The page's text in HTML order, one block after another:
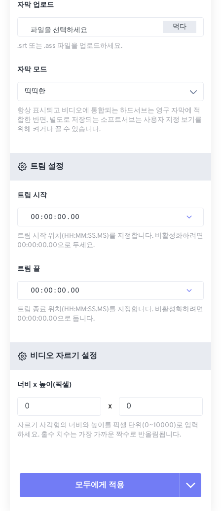
자막 업로드
파일을 선택하세요 먹다
.srt 또는 .ass 파일을 업로드하세요.
자막 모드
딱딱한
항상 표시되고 비디오에 통합되는 하드서브는 영구 자막에 적
합한 반면, 별도로 저장되는 소프트서브는 사용자 지정 보기를
위해 켜거나 끌 수 있습니다.
트림 설정
트림 시작
00 : 00 : 00 . 00
트림 시작 위치(HH:MM:SS.MS)를 지정합니다. 비활성화하려면
00:00:00.00으로 두세요.
트림 끝
00 : 00 : 00 . 00
트림 종료 위치(HH:MM:SS.MS)를 지정합니다. 비활성화하려면
00:00:00.00으로 둡니다.
비디오 자르기 설정
너비 x 높이(픽셀)
x
자르기 사각형의 너비와 높이를 픽셀 단위(0~10000)로 입력
하세요. 홀수 치수는 가장 가까운 짝수로 반올림됩니다.
모두에게 적용